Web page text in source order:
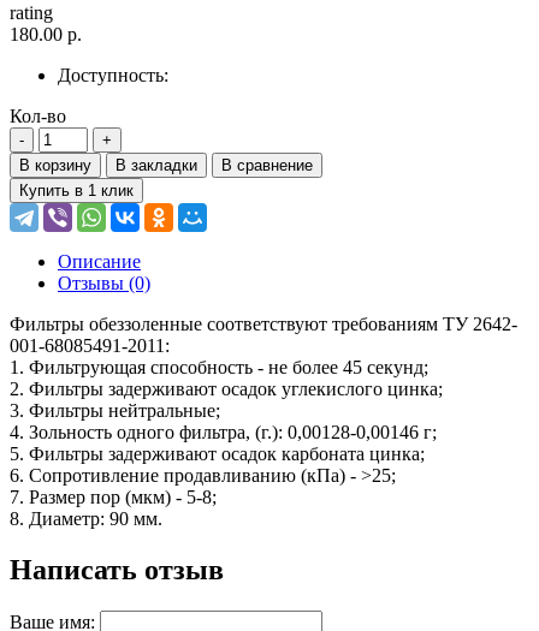
rating
180.00 р.
Доступность:
Кол-во
В корзину В закладки
В сравнение
Купить в 1 клик
Описание
Отзывы (0)
Фильтры обеззоленные соответствуют требованиям ТУ 2642-
001-68085491-2011:
1. Фильтрующая способность - не более 45 секунд;
2. Фильтры задерживают осадок углекислого цинка;
3. Фильтры нейтральные;
4. Зольность одного фильтра, (г.): 0,00128-0,00146 г;
5. Фильтры задерживают осадок карбоната цинка;
6. Сопротивление продавливанию (кПа) - >25;
7. Размер пор (мкм) - 5-8;
8. Диаметр: 90 мм.
Написать отзыв
Ваше имя: